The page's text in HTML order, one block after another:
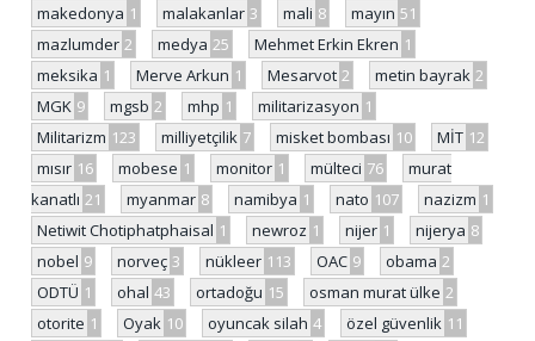
makedonya 1 malakanlar 3 mali 8 mayın 51
mazlumder 2 medya 25 Mehmet Erkin Ekren 1
meksika 1 Merve Arkun 1 Mesarvot 2 metin bayrak 2
MGK 9 mgsb 2 mhp 1 militarizasyon 1
Militarizm 123 milliyetçilik 7 misket bombası 10 MİT 12
mısır 16 mobese 1 monitor 1 mülteci 76
murat
kanatlı 21 myanmar 8 namibya 1 nato 107 nazizm 1
Netiwit Chotiphatphaisal 1 newroz 1 nijer 1 nijerya 8
nobel 9 norveç 3 nükleer 113 OAC 9 obama 2
ODTÜ 1 ohal 43 ortadoğu 15 osman murat ülke 2
otorite 1 Oyak 10 oyuncak silah 4 özel güvenlik 11